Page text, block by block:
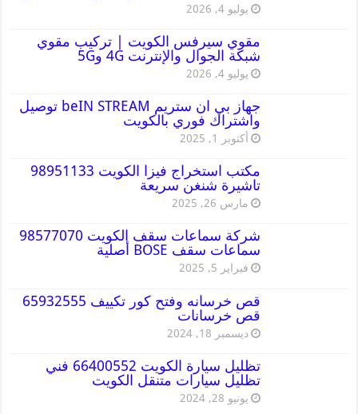
يوليو 4, 2026
مقوي سيرفس الكويت | تركيب مقوي
شبكة الجوال والإنترنت 4G و5G
يوليو 4, 2026
جهاز بي ان ستريم beIN STREAM توصيل
واشتراك فوري بالكويت
أكتوبر 1, 2025
مكتب استخراج فيزا الكويت 98951133
تاشيرة شنغن سريعة
مارس 26, 2025
شركة سماعات سقف الكويت 98577070
سماعات سقف BOSE أصلية
فبراير 5, 2025
قص خرسانه وفتح كور تكييف 65932555
قص خرسانات
ديسمبر 18, 2024
تظليل سيارة الكويت 66400552 فني
تظليل سيارات متنقل الكويت
يونيو 28, 2024